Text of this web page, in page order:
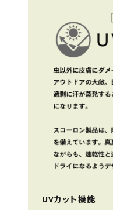
UVカット機能